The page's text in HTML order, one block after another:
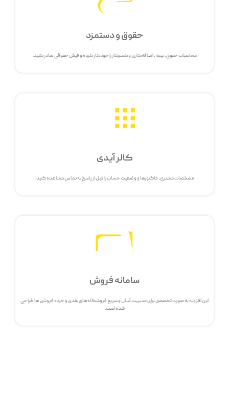
حقوق و دستمزد
محاسبات حقوق، بیمه، اضافه‌کاری و کسرکار را خودکار کرده و فیش حقوقی صادر کنید.
کالر آیدی
مشخصات مشتری، فاکتورها و وضعیت حساب را قبل از پاسخ به تماس مشاهده کنید.
سامانه فروش
این افزونه به صورت تخصصی برای مدیریت آسان و سریع فروشگاه‌های نقدی و خرده فروشی ها طراحی
شده است.